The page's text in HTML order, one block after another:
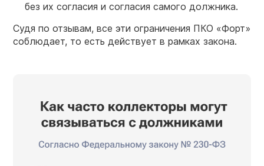
без их согласия и согласия самого должника.
Судя по отзывам, все эти ограничения ПКО «Форт»
соблюдает, то есть действует в рамках закона.